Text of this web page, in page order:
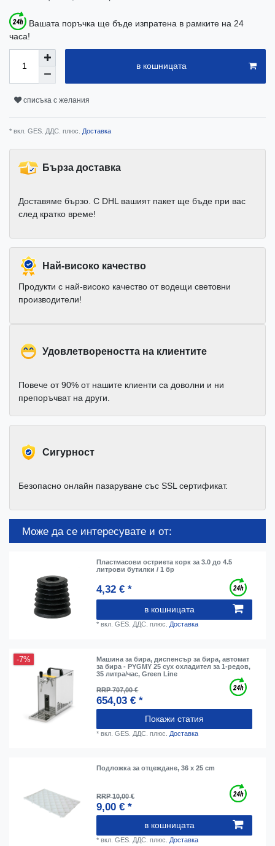
Вашата поръчка ще бъде изпратена в рамките на 24
часа!
в кошницата
списъка с желания
* вкл. GES. ДДС. плюс. Доставка
Бърза доставка
Доставяме бързо. С DHL вашият пакет ще бъде при вас
след кратко време!
Най-високо качество
Продукти с най-високо качество от водещи световни
производители!
Удовлетвореността на клиентите
Повече от 90% от нашите клиенти са доволни и ни
препоръчват на други.
Cигурност
Безопасно онлайн пазаруване със SSL сертификат.
Може да се интересувате и от:
Пластмасови остриета корк за 3.0 до 4.5
литрови бутилки / 1 бр
4,32 € *
в кошницата
*вкл. GES. ДДС. плюс. Доставка
-7%
Машина за бира, диспенсър за бира, автомат
за бира - PYGMY 25 сух охладител за 1-редов,
35 литра/час, Green Line
RRP 707,00 €
654,03 € *
Покажи статия
*вкл. GES. ДДС. плюс. Доставка
Подложка за отцеждане, 36 x 25 cm
RRP 10,00 €
9,00 € *
в кошницата
*вкл. GES. ДДС. плюс. Доставка